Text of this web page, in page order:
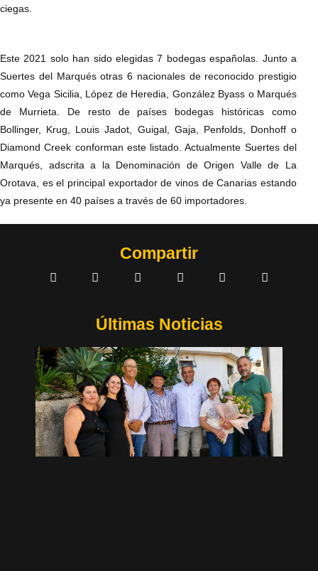
ciegas.
Este 2021 solo han sido elegidas 7 bodegas españolas. Junto a
Suertes del Marqués otras 6 nacionales de reconocido prestigio
como Vega Sicilia, López de Heredia, González Byass o Marqués
de Murrieta. De resto de países bodegas históricas como
Bollinger, Krug, Louis Jadot, Guigal, Gaja, Penfolds, Donhoff o
Diamond Creek conforman este listado. Actualmente Suertes del
Marqués, adscrita a la Denominación de Origen Valle de La
Orotava, es el principal exportador de vinos de Canarias estando
ya presente en 40 países a través de 60 importadores.
Compartir
Últimas Noticias